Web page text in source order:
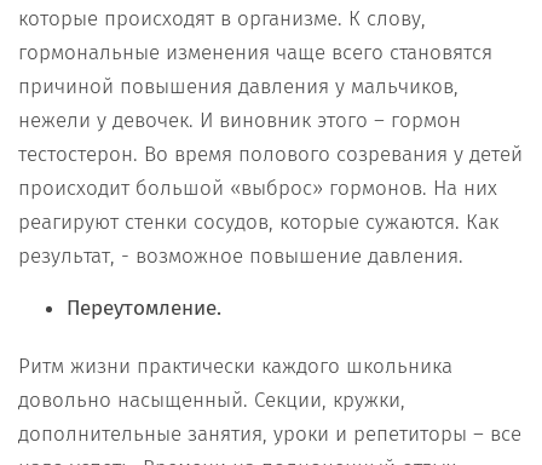
которые происходят в организме. К слову,
гормональные изменения чаще всего становятся
причиной повышения давления у мальчиков,
нежели у девочек. И виновник этого – гормон
тестостерон. Во время полового созревания у детей
происходит большой «выброс» гормонов. На них
реагируют стенки сосудов, которые сужаются. Как
результат, - возможное повышение давления.
Переутомление.
Ритм жизни практически каждого школьника
довольно насыщенный. Секции, кружки,
дополнительные занятия, уроки и репетиторы – все